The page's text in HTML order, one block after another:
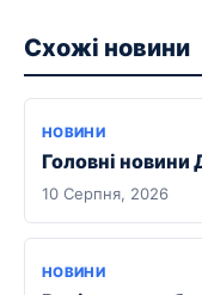
Схожі новини
НОВИНИ
Головні новини
10 Серпня, 2026
НОВИНИ